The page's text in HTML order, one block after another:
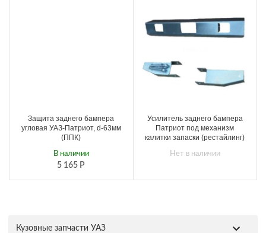
Кузовные запчасти УАЗ
Защита заднего бампера
угловая УАЗ-Патриот, d-63мм
(ППК)
5 165 Р
В наличии
Усилитель заднего бампера
Патриот под механизм
калитки запаски (рестайлинг)
Нет в наличии